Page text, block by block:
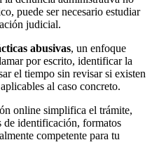
puede ser necesario estudiar
judicial.
abusivas, un enfoque
por escrito, identificar la
el tiempo sin revisar si existen
al caso concreto.
online simplifica el trámite,
de identificación, formatos
competente para tu